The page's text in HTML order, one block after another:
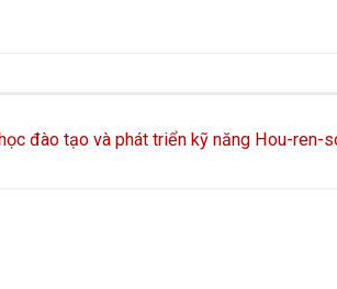
đào tạo và phát triển kỹ năng Hou-ren-